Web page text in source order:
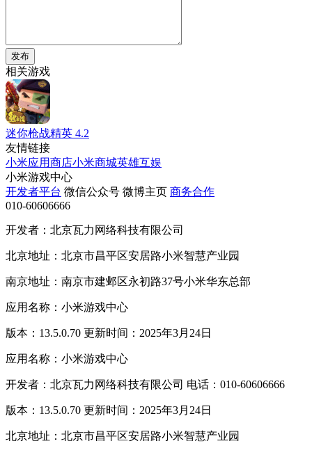
发布
相关游戏
迷你枪战精英 4.2
友情链接
小米应用商店小米商城英雄互娱
小米游戏中心
开发者平台 微信公众号 微博主页 商务合作
010-60606666
开发者：北京瓦力网络科技有限公司
北京地址：北京市昌平区安居路小米智慧产业园
南京地址：南京市建邺区永初路37号小米华东总部
应用名称：小米游戏中心
版本：13.5.0.70 更新时间：2025年3月24日
应用名称：小米游戏中心
开发者：北京瓦力网络科技有限公司 电话：010-60606666
版本：13.5.0.70 更新时间：2025年3月24日
北京地址：北京市昌平区安居路小米智慧产业园